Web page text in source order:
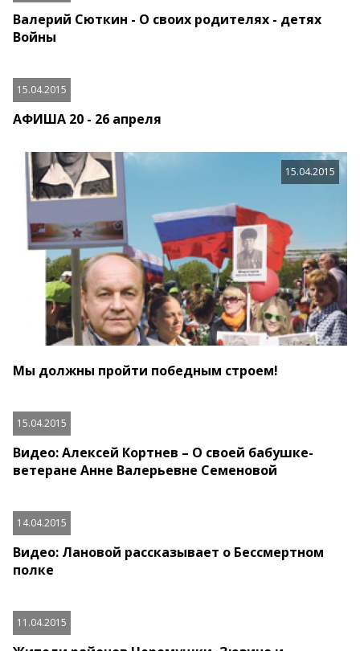
Валерий Сюткин - О своих родителях - детях
Войны
15.04.2015
АФИША 20 - 26 апреля
15.04.2015
Мы должны пройти победным строем!
15.04.2015
Видео: Алексей Кортнев – О своей бабушке-
ветеране Анне Валерьевне Семеновой
14.04.2015
Видео: Лановой рассказывает о Бессмертном
полке
11.04.2015